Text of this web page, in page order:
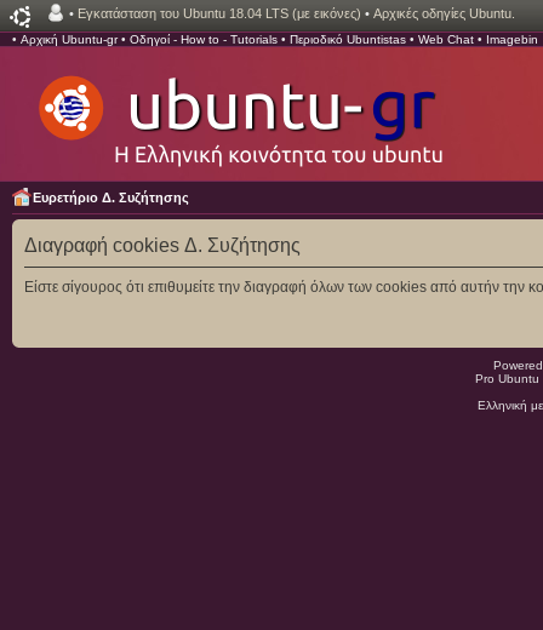
• Εγκατάσταση του Ubuntu 18.04 LTS (με εικόνες) • Αρχικές οδηγίες Ubuntu.
• Αρχική Ubuntu-gr• Οδηγοί - How to - Tutorials • Περιοδικό Ubuntistas • Web Chat • Imagebin
Ευρετήριο Δ. Συζήτησης
Διαγραφή cookies Δ. Συζήτησης
Είστε σίγουρος ότι επιθυμείτε την διαγραφή όλων των cookies από αυτήν την
Pro
Ελληνική